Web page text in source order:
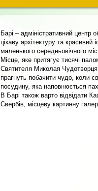
Барі – адміністративний центр
цікаву архітектуру та
маленького середньовічного
Місце, яке притягує тисячі
Святителя Миколая
прагнуть побачити чудо, коли
посудину, яка наповнюється
В Барі також варто відвідати
Свербів, місцеву картинну